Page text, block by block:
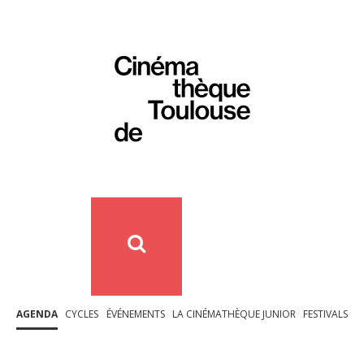
AGENDA CYCLES ÉVÉNEMENTS LA CINÉMATHÈQUE JUNIOR FESTIVALS